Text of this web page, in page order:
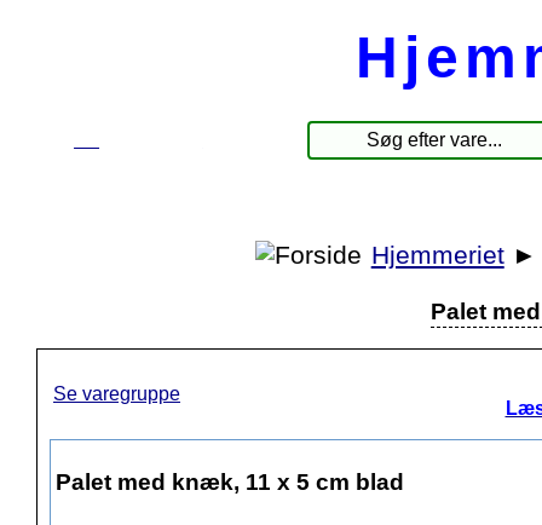
Hjemmeriet
Palet
Se varegruppe
Palet med knæk, 11 x 5 cm blad